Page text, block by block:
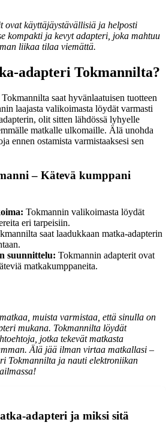
ovat käyttäjäystävällisiä ja helposti
kompakti ja kevyt adapteri, joka mahtuu
liikaa tilaa viemättä.
adapteri Tokmannilta?
saat hyvänlaatuisen tuotteen
laajasta valikoimasta löydät varmasti
olit sitten lähdössä lyhyelle
matkalle ulkomaille. Älä unohda
ennen ostamista varmistaaksesi sen
– Kätevä kumppani
Tokmannin valikoimasta löydät
eri tarpeisiin.
saat laadukkaan matka-adapterin
suunnittelu: Tokmannin adapterit ovat
matkakumppaneita.
muista varmistaa, että sinulla on
mukana. Tokmannilta löydät
jotka tekevät matkasta
Älä jää ilman virtaa matkallasi –
Tokmannilta ja nauti elektroniikan
adapteri ja miksi sitä